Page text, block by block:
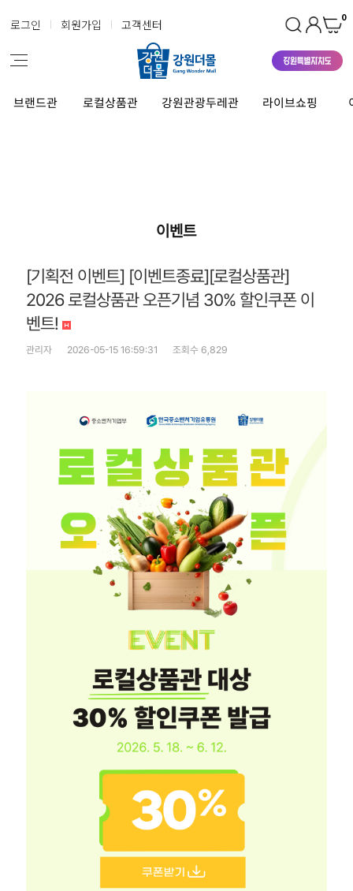
로그인 회원가입 고객센터 0
브랜드관 로컬상품관 강원관광두레관 라이브쇼핑
이벤트
[기획전 이벤트] [이벤트종료][로컬상품관]
2026 로컬상품관 오픈기념 30% 할인쿠폰 이
벤트!
관리자 2026-05-15 16:59:31 조회수 6,829